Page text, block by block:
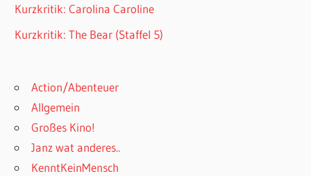
Kurzkritik: Carolina Caroline
Kurzkritik: The Bear (Staffel 5)
Action/Abenteuer
Allgemein
Großes Kino!
Janz wat anderes..
KenntKeinMensch